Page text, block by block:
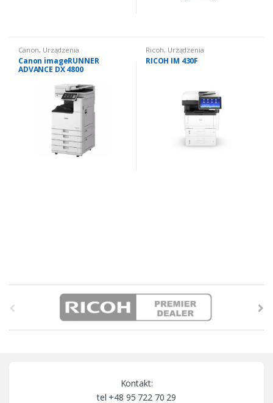
Canon, Urządzenia
wielofunkcyjne używane,
Urządzenia wielofunkcyjne
używane: czarno białe
Canon imageRUNNER
ADVANCE DX 4800
Ricoh, Urządzenia
wielofunkcyjne używane
Urządzenia wielofunkcyjne
RICOH IM 430F
Kontakt:
tel +48 95 722 70 29